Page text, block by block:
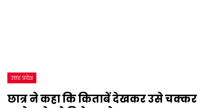
उत्तर प्रदेश
छात्र ने कहा कि किताबें देखकर उसे चक्कर